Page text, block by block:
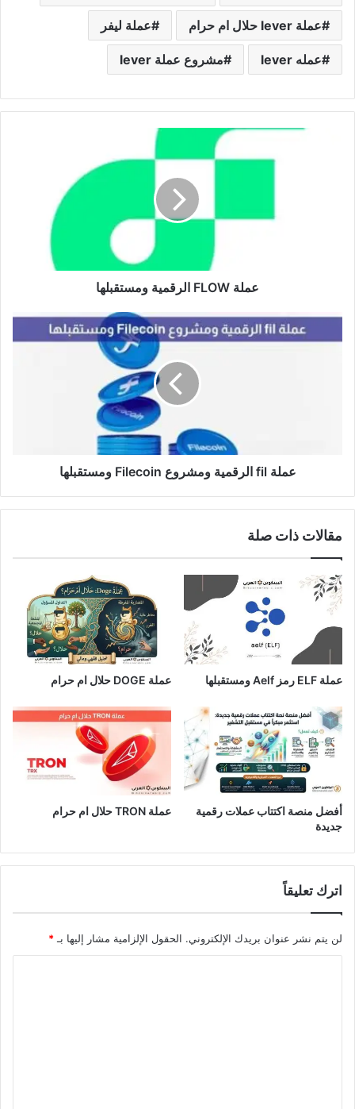
عملة lever حلال ام حرام عملة ليفر
عمله lever مشروع عملة lever
عملة FLOW الرقمية ومستقبلها
عملة
عملة fil الرقمية ومشروع Filecoin ومستقبلها
مقالات ذات صلة
عملة ELF رمز Aelf ومستقبلها عملة DOGE حلال ام حرام
أفضل منصة اكتتاب عملات رقمية
جديدة
عملة TRON حلال ام حرام​
اترك تعليقاً
لن يتم نشر عنوان بريدك الإلكتروني. الحقول الإلزامية مشار إليها بـ*